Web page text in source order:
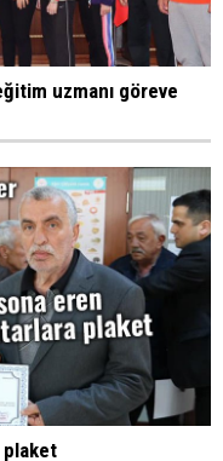
uzmanı göreve
plaket